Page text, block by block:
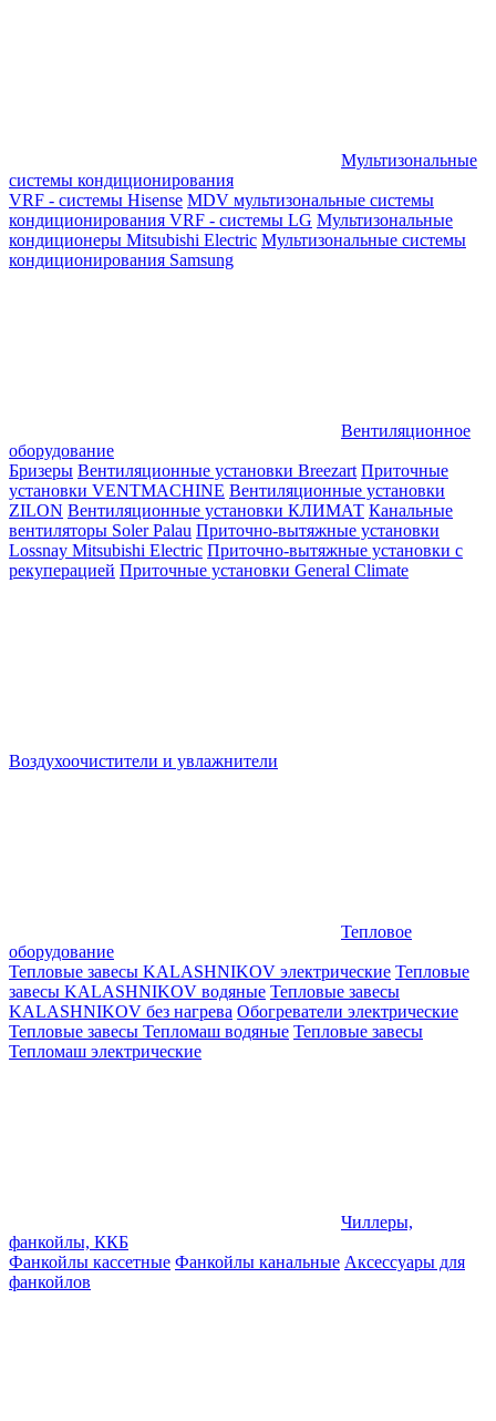
Мультизональные
системы кондиционирования
VRF - системы Hisense MDV мультизональные системы
кондиционирования VRF - системы LG Мультизональные
кондиционеры Mitsubishi Electric Мультизональные системы
кондиционирования Samsung
Вентиляционное
оборудование
Бризеры Вентиляционные установки Breezart Приточные
установки VENTMACHINE Вентиляционные установки
ZILON Вентиляционные установки КЛИМАТ Канальные
вентиляторы Soler Palau Приточно-вытяжные установки
Lossnay Mitsubishi Electric Приточно-вытяжные установки с
рекуперацией Приточные установки General Climate
Воздухоочистители и увлажнители
Тепловое
оборудование
Тепловые завесы KALASHNIKOV электрические Тепловые
завесы KALASHNIKOV водяные Тепловые завесы
KALASHNIKOV без нагрева Обогреватели электрические
Тепловые завесы Тепломаш водяные Тепловые завесы
Тепломаш электрические
Чиллеры,
фанкойлы, ККБ
Фанкойлы кассетные Фанкойлы канальные Аксессуары для
фанкойлов